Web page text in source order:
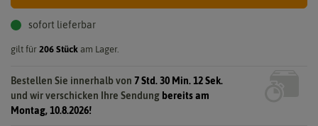
sofort lieferbar
gilt für 206 Stück am Lager.
Bestellen Sie innerhalb von 7 Std. 30 Min. 12 Sek.
und wir verschicken Ihre Sendung bereits am
Montag, 10.8.2026!